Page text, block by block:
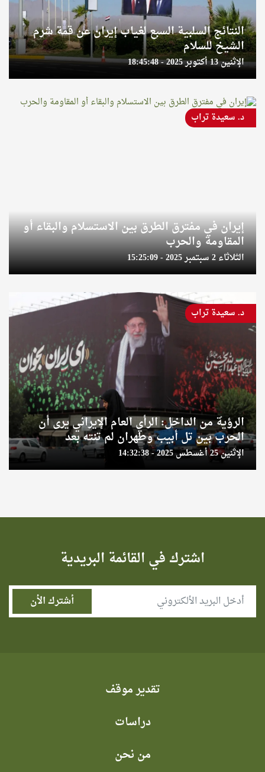
النتائج السلبية السبع لغياب إيران عن قمة شرم
الشيخ للسلام
الإثنين 13 أكتوبر 2025 - 18:45:48
إيران في مفترق الطرق بين الاستسلام والبقاء أو
المقاومة والحرب
الثلاثاء 2 سبتمبر 2025 - 15:25:09
د. سعيدة تراب
الرؤية من الداخل: الرأي العام الإيراني يرى أن
الحرب بين تل أبيب وطهران لم تنته بعد
الإثنين 25 أغسطس 2025 - 14:32:38
د. سعيدة تراب
اشترك في القائمة البريدية
تقدير موقف
دراسات
من نحن